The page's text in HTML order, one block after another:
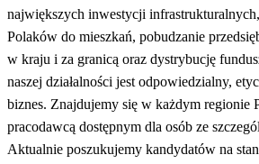
największych inwestycji
Polaków do mieszkań, pobudzanie
w kraju i za granicą oraz dystrybucję
naszej działalności jest odpowiedzialny,
biznes. Znajdujemy się w każdym regionie
pracodawcą dostępnym dla osób ze
Aktualnie poszukujemy kandydatów na